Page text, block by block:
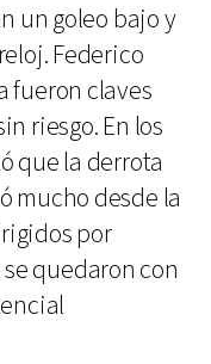
un goleo bajo y
Federico
fueron claves
riesgo. En los
que la derrota
mucho desde la
por
quedaron con